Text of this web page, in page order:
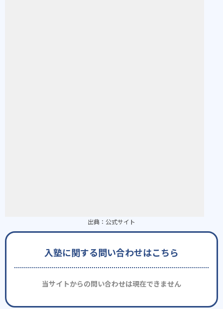
出典： 公式サイト
入塾に関する問い合わせはこちら
当サイトからの問い合わせは現在できません